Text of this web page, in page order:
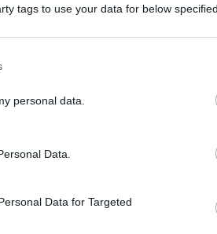
tags to use your data for below
personal data.
Data.
Data for Targeted